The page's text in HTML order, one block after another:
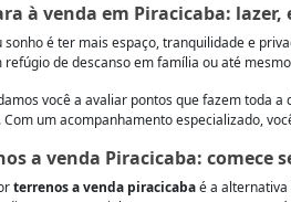
à venda em Piracicaba:
sonho é ter mais espaço, tranquilidade e
refúgio de descanso em família ou até
você a avaliar pontos que fazem toda
Com um acompanhamento especializado,
a venda Piracicaba:
terrenos a venda piracicabaé a